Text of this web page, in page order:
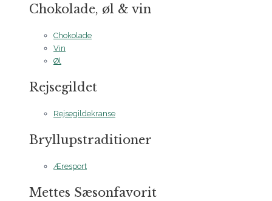
Chokolade, øl & vin
Chokolade
Vin
Øl
Rejsegildet
Rejsegildekranse
Bryllupstraditioner
Æresport
Mettes Sæsonfavorit